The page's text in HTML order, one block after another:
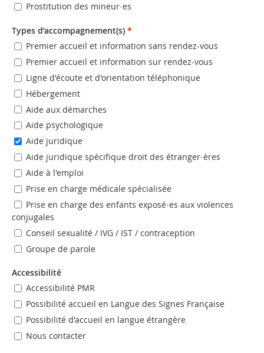
Prostitution des mineur·es
Types d’accompagnement(s) *
Premier accueil et information sans rendez-vous
Premier accueil et information sur rendez-vous
Ligne d'écoute et d'orientation téléphonique
Hébergement
Aide aux démarches
Aide psychologique
Aide juridique
Aide juridique spécifique droit des étranger·ères
Aide à l'emploi
Prise en charge médicale spécialisée
Prise en charge des enfants exposé·es aux violences
conjugales
Conseil sexualité / IVG / IST / contraception
Groupe de parole
Accessibilité
Accessibilité PMR
Possibilité accueil en Langue des Signes Française
Possibilité d'accueil en langue étrangère
Nous contacter